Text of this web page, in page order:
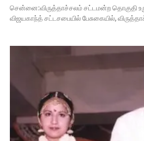
சென்னை:விருத்தாச்சலம் சட்டமன்ற தொகுதி
விஜயகாந்த் சட்டசபையில் பேசுகையில்,